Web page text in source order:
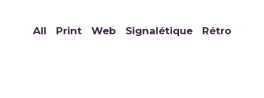
All Print Web Signalétique Rétro